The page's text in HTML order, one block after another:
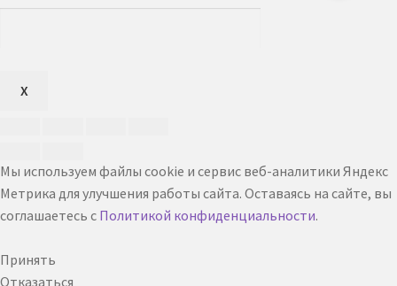
X
Мы используем файлы cookie и сервис веб-аналитики Яндекс
Метрика для улучшения работы сайта. Оставаясь на сайте, вы
соглашаетесь с Политикой конфиденциальности.
Принять
Отказаться